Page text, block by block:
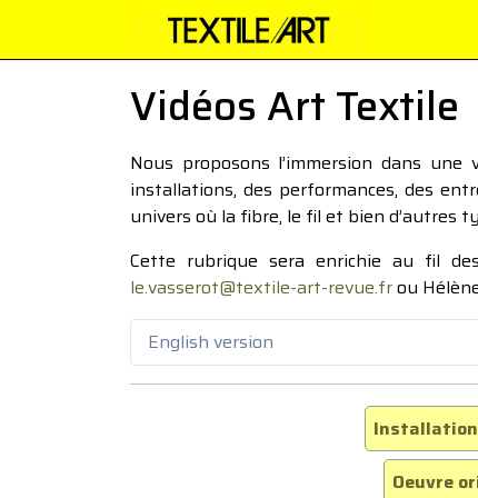
Vidéos Art Textile
Nous proposons l’immersion dans
installations, des performances, des
univers où la fibre, le fil et bien d’autres
Cette rubrique sera enrichie au fil
le.vasserot@textile-art-revue.frou
English version
Installation
Oeuvre